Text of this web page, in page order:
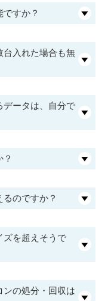
すか？
台入れた場合も無
データは、自分で
のですか？
ズを超えそうで
の処分・回収は